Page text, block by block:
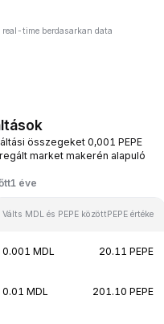
time berdasarkan data
összegeket 0,001 PEPE
market makerén alapuló
1 éve
Válts MDL és PEPE közöttPEPE értéke
0.001 MDL 20.11 PEPE
0.01 MDL 201.10 PEPE